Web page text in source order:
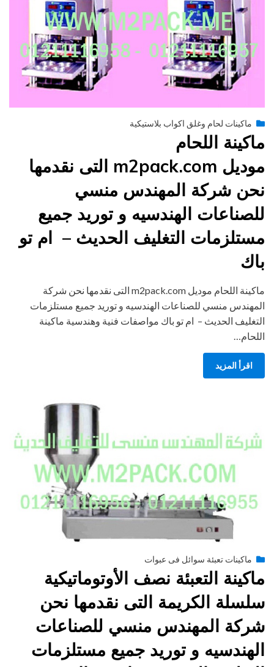
byengmansyPosted
يونيو 29, 2015
ماكينات لحام وغلق اكواب بلاستيكية
ماكينة اللحام
موديل m2pack.com التى نقدمها
نحن شركة المهندس منسي
للصناعات الهندسيه و توريد جميع
مستلزمات التغليف الحديث – ام تو
باك
ماكينة اللحام موديل m2pack.com التى نقدمها نحن شركة
المهندس منسي للصناعات الهندسيه و توريد جميع مستلزمات
التغليف الحديث – ام تو باك مواصفات فنية وهندسية ماكينة
اللحام…
اقرأ المزيد
byengmansyPosted
يونيو 29, 2015
ماكينات تعبئة سوائل فى عبوات
ماكينة التعبئة نصف الأوتوماتيكية
سلسلة الكريمة التى نقدمها نحن
شركة المهندس منسي للصناعات
الهندسيه و توريد جميع مستلزمات